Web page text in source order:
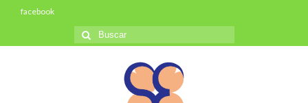
facebook
Buscar
por: